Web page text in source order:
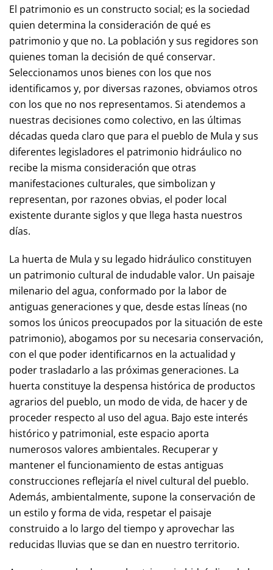
El patrimonio es un constructo social; es la sociedad
quien determina la consideración de qué es
patrimonio y que no. La población y sus regidores son
quienes toman la decisión de qué conservar.
Seleccionamos unos bienes con los que nos
identificamos y, por diversas razones, obviamos otros
con los que no nos representamos. Si atendemos a
nuestras decisiones como colectivo, en las últimas
décadas queda claro que para el pueblo de Mula y sus
diferentes legisladores el patrimonio hidráulico no
recibe la misma consideración que otras
manifestaciones culturales, que simbolizan y
representan, por razones obvias, el poder local
existente durante siglos y que llega hasta nuestros
días.
La huerta de Mula y su legado hidráulico constituyen
un patrimonio cultural de indudable valor. Un paisaje
milenario del agua, conformado por la labor de
antiguas generaciones y que, desde estas líneas (no
somos los únicos preocupados por la situación de este
patrimonio), abogamos por su necesaria conservación,
con el que poder identificarnos en la actualidad y
poder trasladarlo a las próximas generaciones. La
huerta constituye la despensa histórica de productos
agrarios del pueblo, un modo de vida, de hacer y de
proceder respecto al uso del agua. Bajo este interés
histórico y patrimonial, este espacio aporta
numerosos valores ambientales. Recuperar y
mantener el funcionamiento de estas antiguas
construcciones reflejaría el nivel cultural del pueblo.
Además, ambientalmente, supone la conservación de
un estilo y forma de vida, respetar el paisaje
construido a lo largo del tiempo y aprovechar las
reducidas lluvias que se dan en nuestro territorio.